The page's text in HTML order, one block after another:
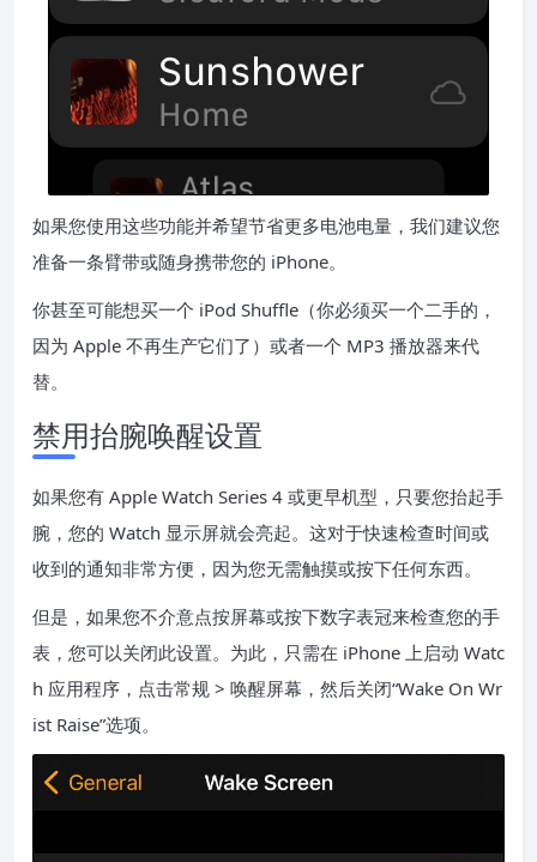
如果您使用这些功能并希望节省更多电池电量，我们建议您
准备一条臂带或随身携带您的 iPhone。
你甚至可能想买一个 iPod Shuffle（你必须买一个二手的，
因为 Apple 不再生产它们了）或者一个 MP3 播放器来代
替。
禁用抬腕唤醒设置
如果您有 Apple Watch Series 4 或更早机型，只要您抬起手
腕，您的 Watch 显示屏就会亮起。这对于快速检查时间或
收到的通知非常方便，因为您无需触摸或按下任何东西。
但是，如果您不介意点按屏幕或按下数字表冠来检查您的手
表，您可以关闭此设置。为此，只需在 iPhone 上启动 Watc
h 应用程序，点击常规 > 唤醒屏幕，然后关闭“Wake On Wr
ist Raise”选项。